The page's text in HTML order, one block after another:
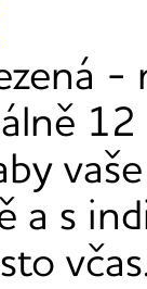
12
a s